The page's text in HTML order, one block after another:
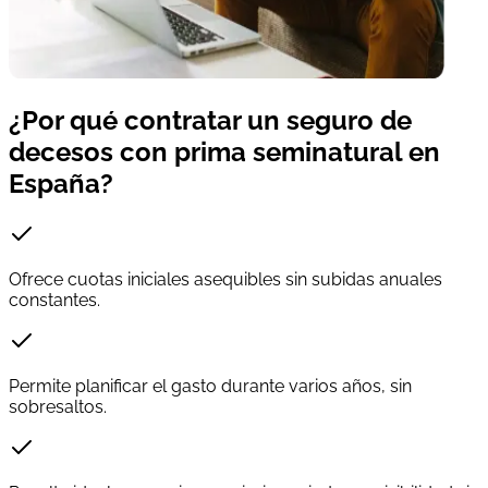
¿Por qué contratar un seguro de
decesos con prima seminatural en
España?
Ofrece cuotas iniciales asequibles sin subidas anuales
constantes.
Permite planificar el gasto durante varios años, sin
sobresaltos.